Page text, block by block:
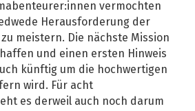
vermochten
Herausforderung der
meistern. Die nächste Mission
und einen ersten Hinweis
künftig um die hochwertigen
wird. Für acht
es derweil auch noch darum